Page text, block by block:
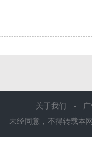
关于我们 -
未经同意，不得转载本